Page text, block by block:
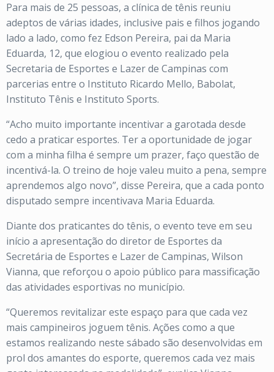
Para mais de 25 pessoas, a clínica de tênis reuniu
adeptos de várias idades, inclusive pais e filhos jogando
lado a lado, como fez Edson Pereira, pai da Maria
Eduarda, 12, que elogiou o evento realizado pela
Secretaria de Esportes e Lazer de Campinas com
parcerias entre o Instituto Ricardo Mello, Babolat,
Instituto Tênis e Instituto Sports.
“Acho muito importante incentivar a garotada desde
cedo a praticar esportes. Ter a oportunidade de jogar
com a minha filha é sempre um prazer, faço questão de
incentivá-la. O treino de hoje valeu muito a pena, sempre
aprendemos algo novo”, disse Pereira, que a cada ponto
disputado sempre incentivava Maria Eduarda.
Diante dos praticantes do tênis, o evento teve em seu
início a apresentação do diretor de Esportes da
Secretária de Esportes e Lazer de Campinas, Wilson
Vianna, que reforçou o apoio público para massificação
das atividades esportivas no município.
“Queremos revitalizar este espaço para que cada vez
mais campineiros joguem tênis. Ações como a que
estamos realizando neste sábado são desenvolvidas em
prol dos amantes do esporte, queremos cada vez mais